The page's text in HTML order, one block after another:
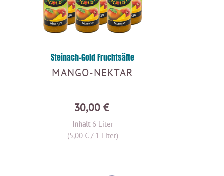
Steinach-Gold Fruchtsäfte
MANGO-NEKTAR
30,00 €
Inhalt 6 Liter
(5,00 € / 1 Liter)